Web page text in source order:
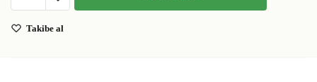
Takibe al